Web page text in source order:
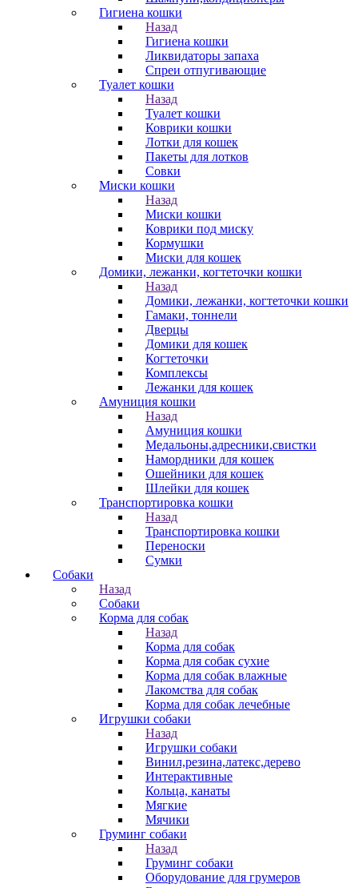
Гигиена кошки
Назад
Гигиена кошки
Ликвидаторы запаха
Спреи отпугивающие
Туалет кошки
Назад
Туалет кошки
Коврики кошки
Лотки для кошек
Пакеты для лотков
Совки
Миски кошки
Назад
Миски кошки
Коврики под миску
Кормушки
Миски для кошек
Домики, лежанки, когтеточки кошки
Назад
Домики, лежанки, когтеточки кошки
Гамаки, тоннели
Дверцы
Домики для кошек
Когтеточки
Комплексы
Лежанки для кошек
Амуниция кошки
Назад
Амуниция кошки
Медальоны,адресники,свистки
Намордники для кошек
Ошейники для кошек
Шлейки для кошек
Транспортировка кошки
Назад
Транспортировка кошки
Переноски
Сумки
Собаки
Назад
Собаки
Корма для собак
Назад
Корма для собак
Корма для собак сухие
Корма для собак влажные
Лакомства для собак
Корма для собак лечебные
Игрушки собаки
Назад
Игрушки собаки
Винил,резина,латекс,дерево
Интерактивные
Кольца, канаты
Мягкие
Мячики
Груминг собаки
Назад
Груминг собаки
Оборудование для грумеров